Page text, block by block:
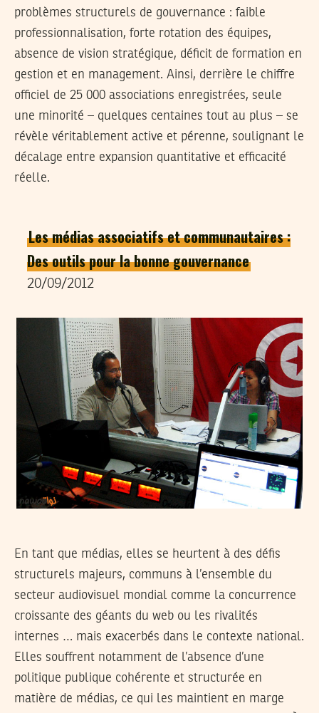
problèmes structurels de gouvernance : faible
professionnalisation, forte rotation des équipes,
absence de vision stratégique, déficit de formation en
gestion et en management. Ainsi, derrière le chiffre
officiel de 25 000 associations enregistrées, seule
une minorité – quelques centaines tout au plus – se
révèle véritablement active et pérenne, soulignant le
décalage entre expansion quantitative et efficacité
réelle.
Les médias associatifs et communautaires :
Des outils pour la bonne gouvernance
20/09/2012
En tant que médias, elles se heurtent à des défis
structurels majeurs, communs à l’ensemble du
secteur audiovisuel mondial comme la concurrence
croissante des géants du web ou les rivalités
internes … mais exacerbés dans le contexte national.
Elles souffrent notamment de l’absence d’une
politique publique cohérente et structurée en
matière de médias, ce qui les maintient en marge